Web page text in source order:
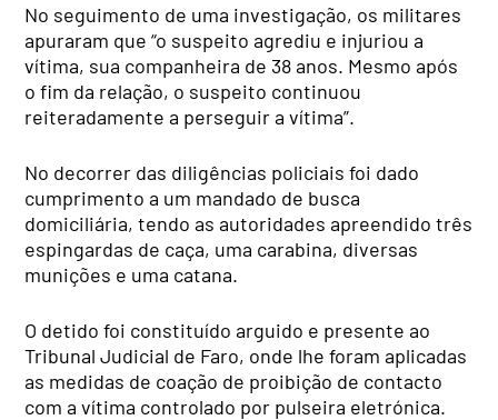
No seguimento de uma investigação, os militares
apuraram que “o suspeito agrediu e injuriou a
vítima, sua companheira de 38 anos. Mesmo após
o fim da relação, o suspeito continuou
reiteradamente a perseguir a vítima”.
No decorrer das diligências policiais foi dado
cumprimento a um mandado de busca
domiciliária, tendo as autoridades apreendido três
espingardas de caça, uma carabina, diversas
munições e uma catana.
O detido foi constituído arguido e presente ao
Tribunal Judicial de Faro, onde lhe foram aplicadas
as medidas de coação de proibição de contacto
com a vítima controlado por pulseira eletrónica.